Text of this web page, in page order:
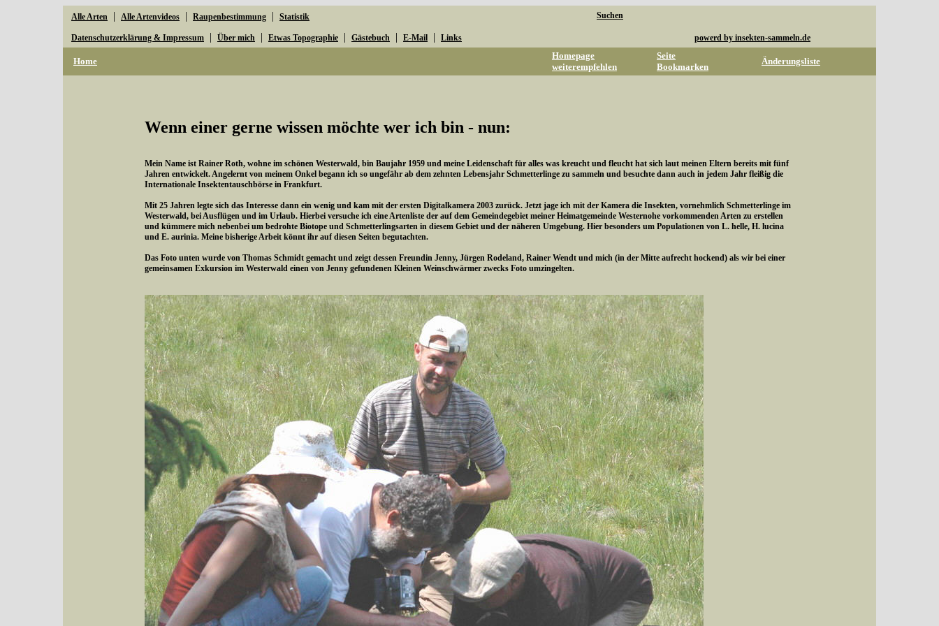
Alle Arten | Alle Artenvideos | Raupenbestimmung | Statistik Suchen
Datenschutzerklärung & Impressum | Über mich | Etwas Topographie | Gästebuch | E-Mail | Links powerd by insekten-sammeln.de
Home
Homepage
weiterempfehlen
Seite
Bookmarken
Änderungsliste
Wenn einer gerne wissen möchte wer ich bin - nun:
Mein Name ist Rainer Roth, wohne im schönen Westerwald, bin Baujahr 1959 und meine Leidenschaft für alles was kreucht und fleucht hat sich laut meinen Eltern bereits mit fünf
Jahren entwickelt. Angelernt von meinem Onkel begann ich so ungefähr ab dem zehnten Lebensjahr Schmetterlinge zu sammeln und besuchte dann auch in jedem Jahr fleißig die
Internationale Insektentauschbörse in Frankfurt.
Mit 25 Jahren legte sich das Interesse dann ein wenig und kam mit der ersten Digitalkamera 2003 zurück. Jetzt jage ich mit der Kamera die Insekten, vornehmlich Schmetterlinge im
Westerwald, bei Ausflügen und im Urlaub. Hierbei versuche ich eine Artenliste der auf dem Gemeindegebiet meiner Heimatgemeinde Westernohe vorkommenden Arten zu erstellen
und kümmere mich nebenbei um bedrohte Biotope und Schmetterlingsarten in diesem Gebiet und der näheren Umgebung. Hier besonders um Populationen von L. helle, H. lucina
und E. aurinia. Meine bisherige Arbeit könnt ihr auf diesen Seiten begutachten.
Das Foto unten wurde von Thomas Schmidt gemacht und zeigt dessen Freundin Jenny, Jürgen Rodeland, Rainer Wendt und mich (in der Mitte aufrecht hockend) als wir bei einer
gemeinsamen Exkursion im Westerwald einen von Jenny gefundenen Kleinen Weinschwärmer zwecks Foto umzingelten.